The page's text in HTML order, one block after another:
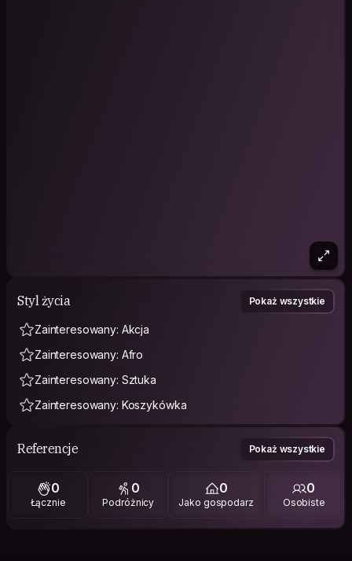
Styl życia Pokaż wszystkie
Zainteresowany: Akcja
Zainteresowany: Afro
Zainteresowany: Sztuka
Zainteresowany: Koszykówka
Referencje Pokaż wszystkie
0
Łącznie
0
Podróżnicy
0
Jako gospodarz
0
Osobiste